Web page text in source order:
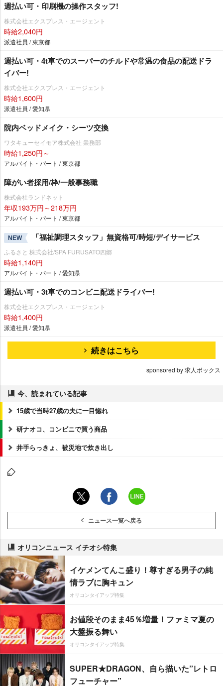
週払い可・印刷機の操作スタッフ!
株式会社エクスプレス・エージェント
時給2,040円
派遣社員 / 東京都
週払い可・4t車でのスーパーのチルドや常温の食品の配送ドラ
イバー!
株式会社エクスプレス・エージェント
時給1,600円
派遣社員 / 愛知県
院内ベッドメイク・シーツ交換
ワタキューセイモア株式会社 業務部
時給1,250円～
アルバイト・パート / 東京都
障がい者採用/枠/一般事務職
株式会社ランドネット
年収193万円～218万円
アルバイト・パート / 東京都
NEW 「福祉調理スタッフ」無資格可/時短/デイサービス
ふるさと 株式会社/SPA FURUSATO四郷
時給1,140円
アルバイト・パート / 愛知県
週払い可・3t車でのコンビニ配送ドライバー!
株式会社エクスプレス・エージェント
時給1,400円
派遣社員 / 愛知県
続きはこちら
sponsored by 求人ボックス
今、読まれている記事
15歳で当時27歳の夫に一目惚れ
研ナオコ、コンビニで買う商品
井手らっきょ、被災地で炊き出し
ニュース一覧へ戻る
オリコンニュース イチオシ特集
イケメンてんこ盛り！尊すぎる男子の純
情ラブに胸キュン
オリコンタイアップ特集
お値段そのまま45％増量！ファミマ夏の
大盤振る舞い
オリコンタイアップ特集
SUPER★DRAGON、自ら描いた”レトロ
フューチャー”